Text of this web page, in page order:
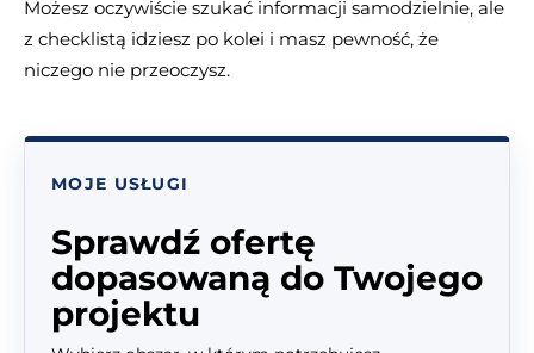
Możesz oczywiście szukać informacji samodzielnie, ale
z checklistą idziesz po kolei i masz pewność, że
niczego nie przeoczysz.
MOJE USŁUGI
Sprawdź ofertę
dopasowaną do Twojego
projektu